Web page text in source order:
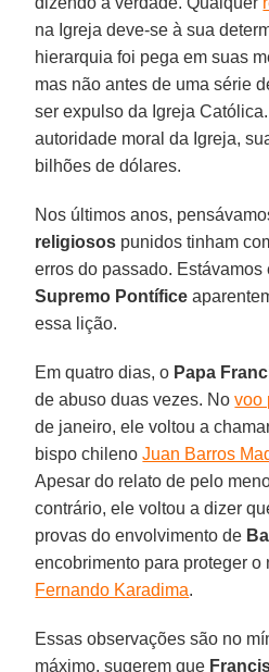
na Igreja deve-se à sua
hierarquia foi pega em suas
mas não antes de uma série
ser expulso da Igreja
autoridade moral da Igreja,
bilhões de dólares.
Nos últimos anos,
religiosos punidos tinham
erros do passado. Estávamos
Supremo Pontífice
essa lição.
Em quatro dias, o Papa
de abuso duas vezes. Novoo
de janeiro, ele voltou a
bispo chilenoJuan Barros
Apesar do relato de pelo
contrário, ele voltou a dizer
provas do envolvimento de
encobrimento para proteger o
Fernando Karadima.
Essas observações são no
máximo, sugerem que